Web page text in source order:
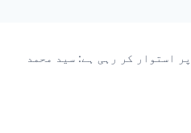
استوار کر رہی ہے: سید محمد